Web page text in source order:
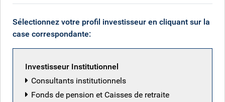
Duncan Farley
Dillon Neale
Sélectionnez votre profil investisseur en cliquant sur la
case correspondante:
Investisseur Institutionnel
Consultants institutionnels
Fonds de pension et Caisses de retraite